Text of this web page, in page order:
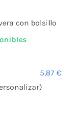
con bolsillo
5,87€